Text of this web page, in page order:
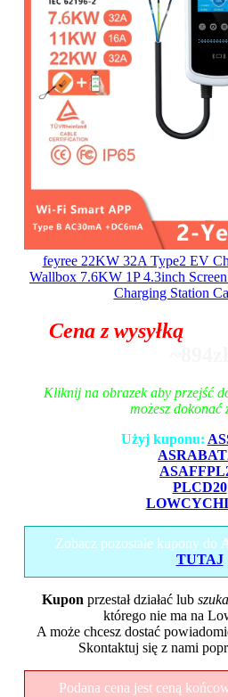
feyree 22KW 32A Type2 EV
Wallbox 7.6KW 1P 4.3inch
Charging Station
Cena z wysyłkąz
Kliknij na obrazek aby przejść
możesz dokonać
Użyj kuponu:
PLCD20
Zobacz pozostałe kupony do
TUTAJ
Kupon przestał działać lub
którego nie ma na
A może chcesz dostać
Skontaktuj się z nami
Podana cena jest ceną